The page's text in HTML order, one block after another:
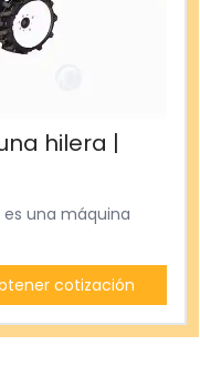
hilera |
una máquina
cotización